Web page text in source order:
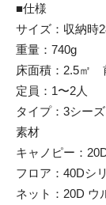
■仕様
サイズ：収納時
重量：740g
床面積：2.5㎡
定員：1〜2人
タイプ：3シー
素材
キャノピー：
フロア：40Dシ
ネット：20D ウ